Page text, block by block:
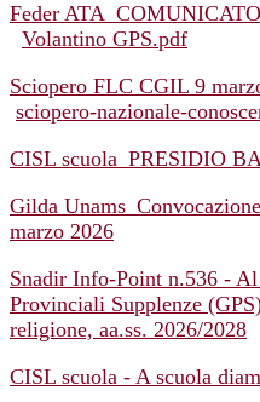
Feder
Volantino GPS.pdf
Sciopero FLC CGIL 9
sciopero-nazionale-
CISL scuola_PRESIDIO
Gilda
marzo 2026
Snadir Info-Point n.536 -
Provinciali Supplenze
religione, aa.ss. 2026/2028
CISL scuola - A scuola